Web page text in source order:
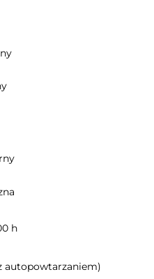
h
autopowtarzaniem)